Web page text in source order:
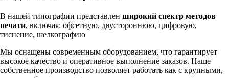
В нашей типографии представлен широкий спектр методов
печати, включая: офсетную, двустороннюю, цифровую,
тиснение, шелкографию
Мы оснащены современным оборудованием, что гарантирует
высокое качество и оперативное выполнение заказов. Наше
собственное производство позволяет работать как с крупными,